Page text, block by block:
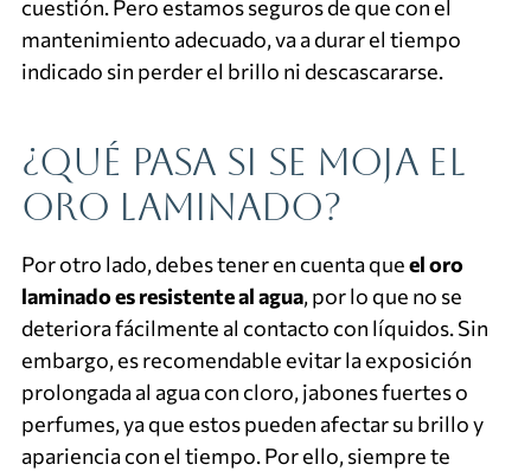
cuestión. Pero estamos seguros de que con el
mantenimiento adecuado, va a durar el tiempo
indicado sin perder el brillo ni descascararse.
¿Qué pasa si se moja el
oro laminado?
Por otro lado, debes tener en cuenta queel oro
laminado es resistente al agua, por lo que no se
deteriora fácilmente al contacto con líquidos. Sin
embargo, es recomendable evitar la exposición
prolongada al agua con cloro, jabones fuertes o
perfumes, ya que estos pueden afectar su brillo y
apariencia con el tiempo. Por ello, siempre te